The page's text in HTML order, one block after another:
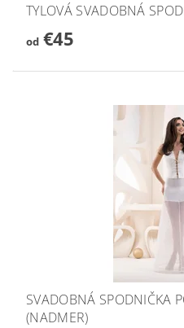
TYLOVÁ SVADOBNÁ
od€45
SVADOBNÁ SPODNIČKA
(NADMER)